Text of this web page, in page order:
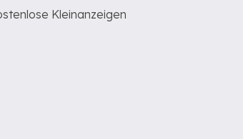
Kleinanzeigen